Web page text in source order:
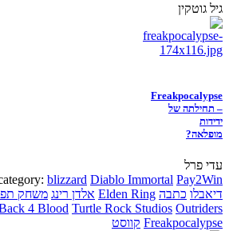
גיל גוטקין
Freakpocalypse
– תחילתה של
ידידות
מופלאה?
עדי פרל
blizzard Diablo Immortal Pay2Win
דיאבלו כתבה Elden Ring אלדן רינג משחק
4 Blood Turtle Rock Studios Outriders
Freakpocalypse קווסט